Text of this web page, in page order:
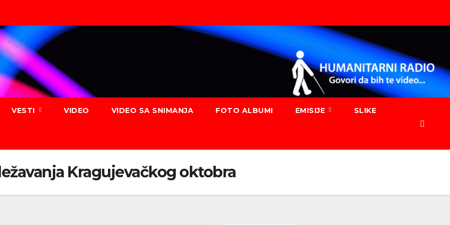
VESTI VIDEO VIDEO SA SNIMANJA FOTO ALBUMI EMISIJE SLIKE
Kragujevačkog oktobra